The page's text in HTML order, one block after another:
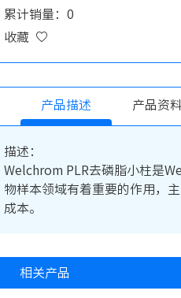
累计销量：0
收藏
产品描述 产品资料
描述：
Welchrom PLR去磷脂小柱是
物样本领域有着重要的作用，
成本。
相关产品